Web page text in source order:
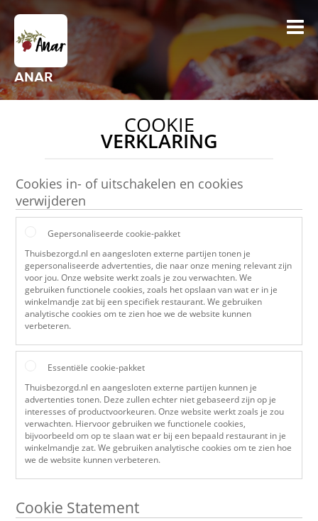
ANAR
COOKIE
VERKLARING
Cookies in- of uitschakelen en cookies
verwijderen
Gepersonaliseerde cookie-pakket
Thuisbezorgd.nl en aangesloten externe partijen tonen je
gepersonaliseerde advertenties, die naar onze mening relevant zijn
voor jou. Onze website werkt zoals je zou verwachten. We
gebruiken functionele cookies, zoals het opslaan van wat er in je
winkelmandje zat bij een specifiek restaurant. We gebruiken
analytische cookies om te zien hoe we de website kunnen
verbeteren.
Essentiële cookie-pakket
Thuisbezorgd.nl en aangesloten externe partijen kunnen je
advertenties tonen. Deze zullen echter niet gebaseerd zijn op je
interesses of productvoorkeuren. Onze website werkt zoals je zou
verwachten. Hiervoor gebruiken we functionele cookies,
bijvoorbeeld om op te slaan wat er bij een bepaald restaurant in je
winkelmandje zat. We gebruiken analytische cookies om te zien hoe
we de website kunnen verbeteren.
Cookie Statement